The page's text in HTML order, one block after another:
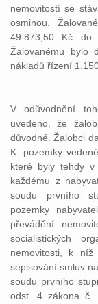
nemovitostí se
osminou.
49.873,50 Kč do
Žalovanému bylo
nákladů řízení
V odůvodnění
uvedeno, že
důvodné. Žalobci
K. pozemky
které byly tehdy v
každému z
soudu prvního
pozemky
převádění
socialistických
nemovitosti, k
sepisování smluv
soudu prvního
odst. 4 zákona č.